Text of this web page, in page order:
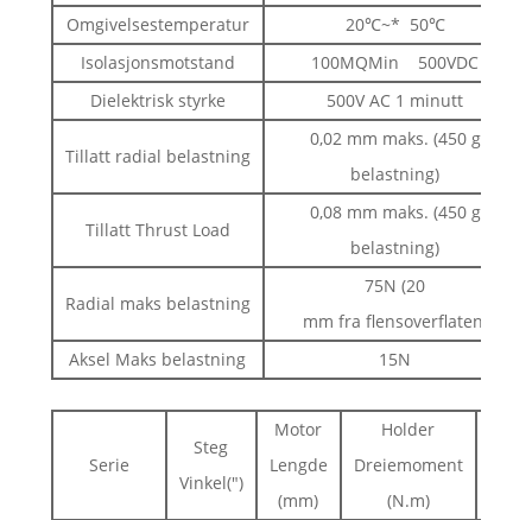
Omgivelsestemperatur
20℃~* 50℃
Isolasjonsmotstand
100MQMin 500VDC
Dielektrisk styrke
500V AC 1 minutt
Tillatt radial belastning
0,02 mm maks. (450 g
belastning)
Tillatt Thrust Load
0,08 mm maks. (450 g
belastning)
Radial maks belastning
75N (20
mm fra flensoverflaten)
Aksel Maks belastning
15N
Serie
Steg
Vinkel(")
Motor
Lengde
(mm)
Holder
Dreiemoment
(N.m)